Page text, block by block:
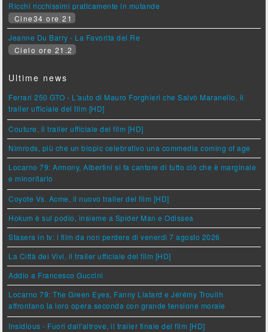
Ricchi ricchissimi praticamente in mutande
Cine34 ore 21
Jeanne Du Barry - La Favorita del Re
Cielo ore 21.2
Ultime news
Ferrari 250 GTO - L'auto di Mauro Forghieri che Salvò Maranello, il
trailer ufficiale del film [HD]
Couture, il trailer ufficiale del film [HD]
Nimrods, più che un biopic celebrativo una commedia coming of age
Locarno 79: Armony, Albertini si fa cantore di tutto ciò che è marginale
e minoritario
Coyote Vs. Acme, il nuovo trailer del film [HD]
Hokum è sul podio, insieme a Spider Man e Odissea
Stasera in tv: i film da non perdere di venerdì 7 agosto 2026
La Città dei Vivi, il trailer ufficiale del film [HD]
Addio a Francesco Guccini
Locarno 79: The Green Eyes, Fanny Liatard e Jérémy Trouilh
affrontano la loro opera seconda con grande tensione morale
Insidious - Fuori dall'altrove, il trailer finale del film [HD]